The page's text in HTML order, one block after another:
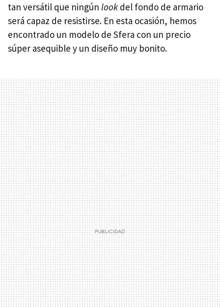
tan versátil que ningún look del fondo de armario
será capaz de resistirse. En esta ocasión, hemos
encontrado un modelo de Sfera con un precio
súper asequible y un diseño muy bonito.